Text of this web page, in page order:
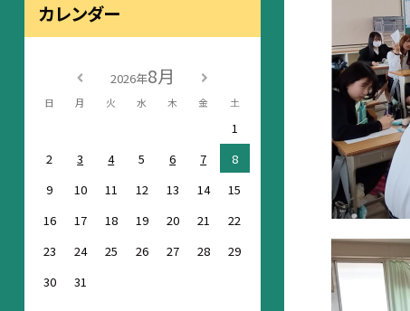
カレンダー
2026年8月
日 月 火 水 木 金 土
1
2
3 4 5 6 7
8
9
10 11 12 13 14
15
16
17 18 19 20 21
22
23
24 25 26 27 28
29
30
31